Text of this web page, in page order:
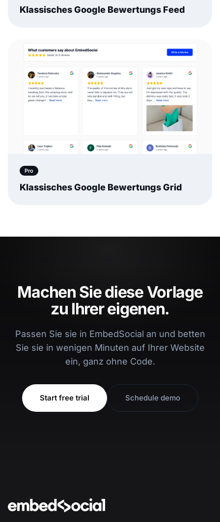
Klassisches Google Bewertungs Feed
Pro
Klassisches Google Bewertungs Grid
Machen Sie diese Vorlage
zu Ihrer eigenen.
Passen Sie sie in EmbedSocial an und betten
Sie sie in wenigen Minuten auf Ihrer Website
ein, ganz ohne Code.
Start free trial Schedule demo